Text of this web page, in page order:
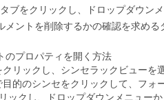
タブをクリックし、ドロップダウン
メントを削除するかの確認を求め
のプロパティを開く方法
リックし、 シンセラックビューを
的のシンセをクリックして、フォ
ックし、ドロップダウンメニュー